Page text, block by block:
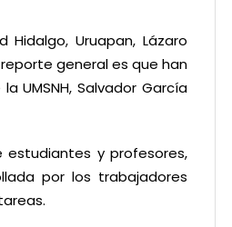
Uruapan, Lázaro
general es que han
UMSNH, Salvador García
estudiantes y profesores,
por los trabajadores